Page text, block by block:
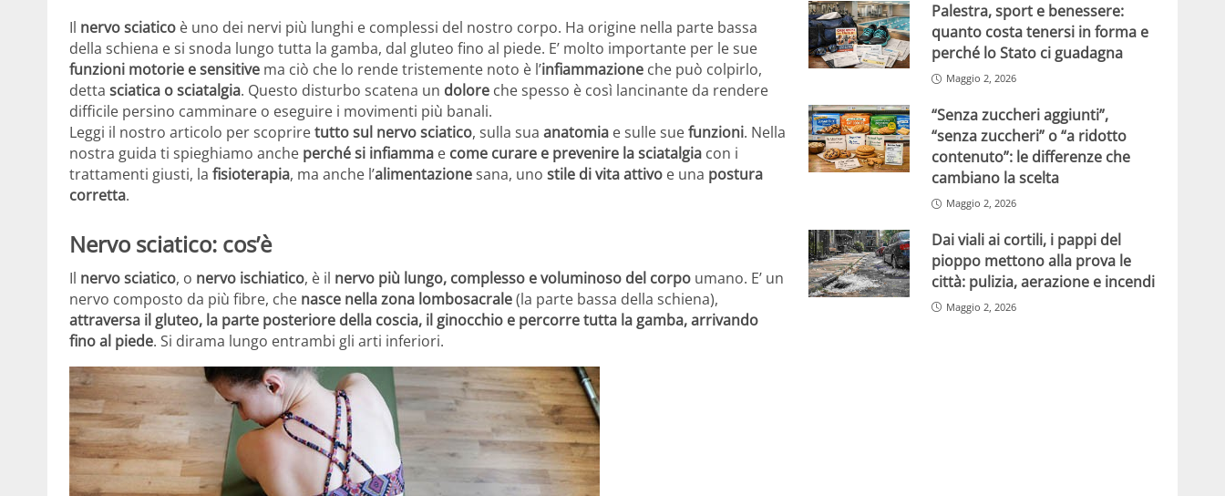
Il nervo sciatico è uno dei nervi più lunghi e complessi del nostro corpo. Ha origine nella parte bassa
della schiena e si snoda lungo tutta la gamba, dal gluteo fino al piede. E’ molto importante per le sue
funzioni motorie e sensitive ma ciò che lo rende tristemente noto è l’infiammazione che può colpirlo,
detta sciatica o sciatalgia. Questo disturbo scatena un dolore che spesso è così lancinante da rendere
difficile persino camminare o eseguire i movimenti più banali.
Leggi il nostro articolo per scopriretutto sul nervo sciatico, sulla sua anatomia e sulle suefunzioni. Nella
nostra guida ti spieghiamo anche perché si infiamma e come curare e prevenire la sciatalgia con i
trattamenti giusti, la fisioterapia, ma anche l’alimentazionesana, uno stile di vita attivo e una postura
corretta.
Nervo sciatico: cos’è
Il nervo sciatico, o nervo ischiatico, è il nervo più lungo, complesso e voluminoso del corpo umano. E’ un
nervo composto da più fibre, che nasce nella zona lombosacrale(la parte bassa della schiena),
attraversa il gluteo, la parte posteriore della coscia, il ginocchio e percorre tutta la gamba, arrivando
fino al piede. Si dirama lungo entrambi gli arti inferiori.
Palestra, sport e benessere:
quanto costa tenersi in forma e
perché lo Stato ci guadagna
Maggio 2, 2026
“Senza zuccheri aggiunti”,
“senza zuccheri” o “a ridotto
contenuto”: le differenze che
cambiano la scelta
Maggio 2, 2026
Dai viali ai cortili, i pappi del
pioppo mettono alla prova le
città: pulizia, aerazione e incendi
Maggio 2, 2026